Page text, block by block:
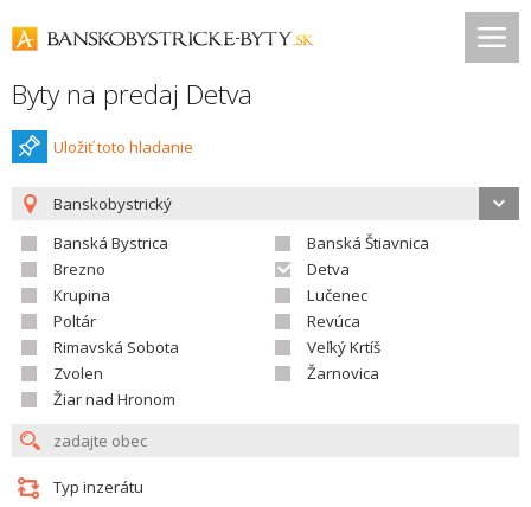
Byty na predaj Detva
Uložiť toto hladanie
Banskobystrický
Banská Bystrica
Banská Štiavnica
Brezno
Detva
Krupina
Lučenec
Poltár
Revúca
Rimavská Sobota
Veľký Krtíš
Zvolen
Žarnovica
Žiar nad Hronom
Typ inzerátu